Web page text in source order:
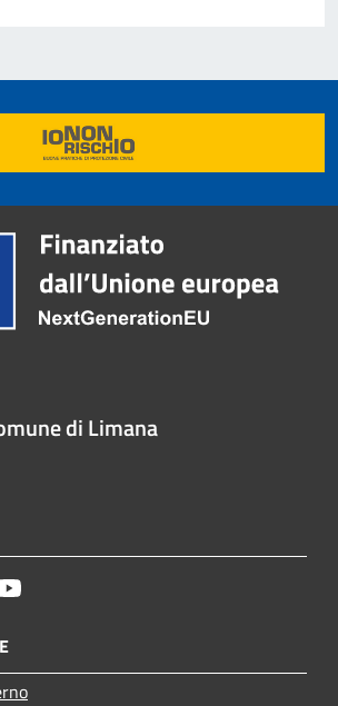
di Limana